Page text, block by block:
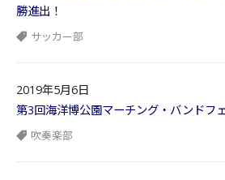
勝進出！
サッカー部
2019年5月6日
第3回海洋博公園マーチング・バンドフ
吹奏楽部